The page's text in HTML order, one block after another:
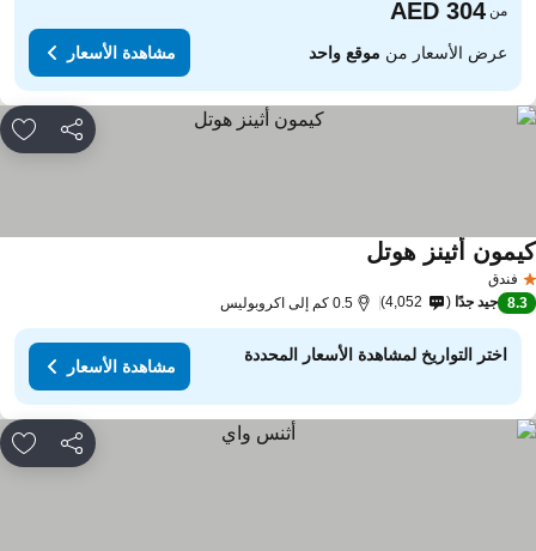
من
عرض الأسعار منموقع واحد مشاهدة الأسعار
مشاركة
فندق
أثينز هوتلمشاهدة الأسعار
8.3 جيد جدًا 4,052 0.5 كم إلى اكروبوليس
اختر التواريخ لمشاهدة الأسعار المحددة
مشاهدة الأسعار
مشاركة